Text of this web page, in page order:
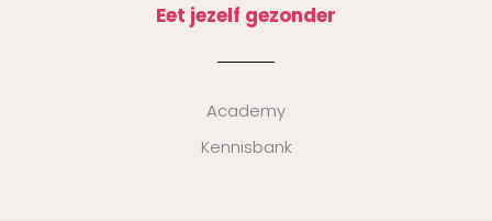
Eet jezelf gezonder
Academy
Kennisbank